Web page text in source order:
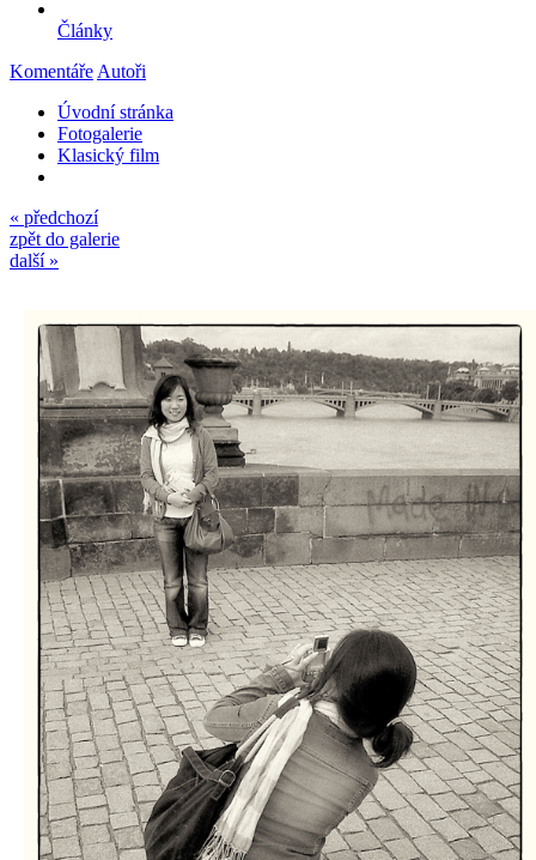
Články
Komentáře Autoři
Úvodní stránka
Fotogalerie
Klasický film
« předchozí
zpět do galerie
další »